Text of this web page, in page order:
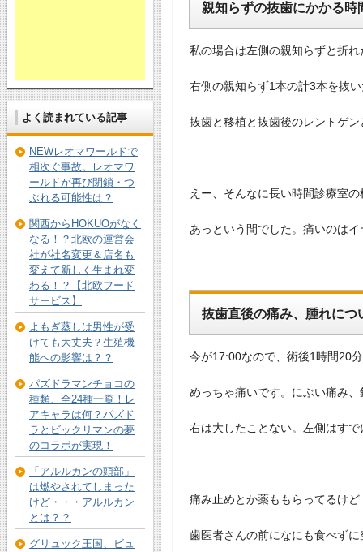
親知らずの抜歯にかかる時
私の場合は左側の親知らずと折
右側の親知らず1本の計3本を抜
抜歯と移植と抜歯後のレントゲ
えー、そんなに長い時間診療室
あっという間でした。痛いのは
抜歯直後の痛み、腫れにつ
今が17:00なので、術後1時間20
めっちゃ痛いです。にぶい痛み
右は大したことない。左側はす
痛み止めとか薬ももらってるけ
歯医者さんの前になにも食べず
よく読まれている記事
NEWレオマワールドで
相次ぐ事故。レオマワ
ールドが再び閉鎖・つ
ぶれる可能性は？
関西からHOKUOがなく
なる！？北欧の運営会
社が社名変更＆店名も
変えて新しく生まれ変
わる！？【北欧フード
サービス】
よもぎ蒸しは男性が受
けても大丈夫？生殖機
能への影響は？？
パズドラマンチョコの
種類、全24種一覧！レ
アキャラは何？パズド
ラとビックリマンの夢
のコラボが実現！
「アルルカンの頭部」
は燃やされてしまった
けど・・・アルルカン
とは？？
グリュック王国、ビュ